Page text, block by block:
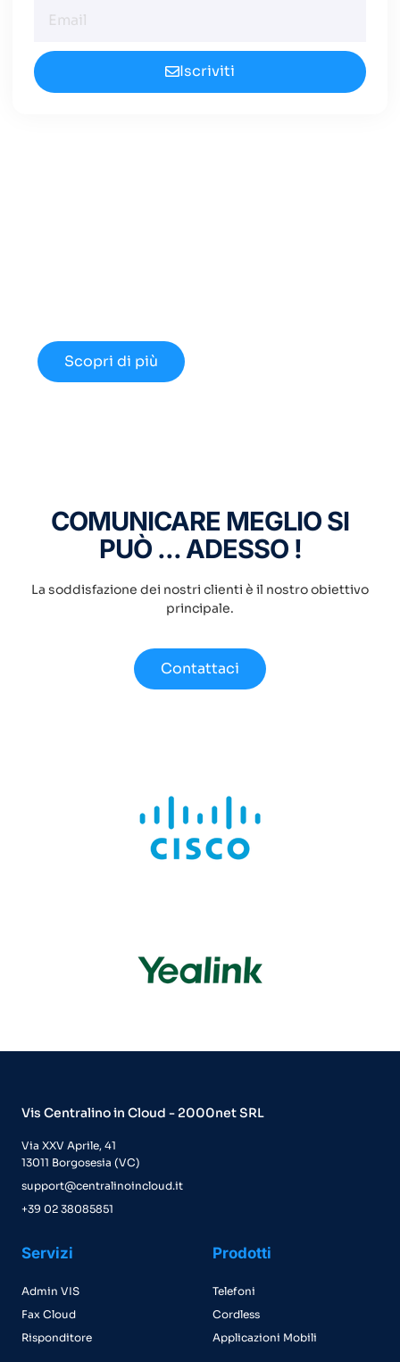
Iscriviti
Scopri di più
COMUNICARE MEGLIO SI
PUÒ ... ADESSO !
La soddisfazione dei nostri clienti è il nostro obiettivo
principale.
Contattaci
Vis Centralino in Cloud - 2000net SRL
Via XXV Aprile, 41
13011 Borgosesia (VC)
support@centralinoincloud.it
+39 02 38085851
Servizi
Admin VIS
Fax Cloud
Risponditore
Prodotti
Telefoni
Cordless
Applicazioni Mobili